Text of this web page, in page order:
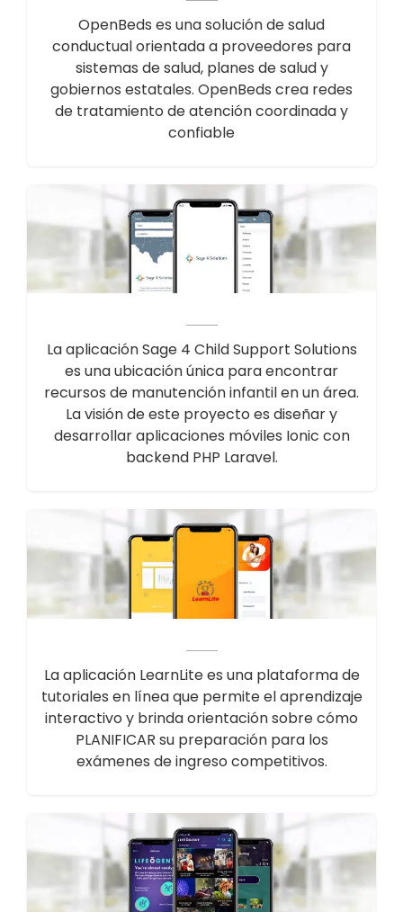
OpenBeds es una solución de salud
conductual orientada a proveedores para
sistemas de salud, planes de salud y
gobiernos estatales. OpenBeds crea redes
de tratamiento de atención coordinada y
confiable
La aplicación Sage 4 Child Support Solutions
es una ubicación única para encontrar
recursos de manutención infantil en un área.
La visión de este proyecto es diseñar y
desarrollar aplicaciones móviles Ionic con
backend PHP Laravel.
La aplicación LearnLite es una plataforma de
tutoriales en línea que permite el aprendizaje
interactivo y brinda orientación sobre cómo
PLANIFICAR su preparación para los
exámenes de ingreso competitivos.